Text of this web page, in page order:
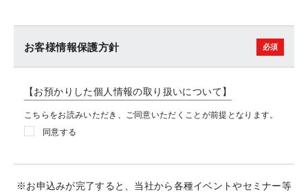
お客様情報保護方針
【お預かりした個人情報の取り扱いについて】
こちらをお読みいただき、ご同意いただくことが前提となります。
同意する
※お申込みが完了すると、当社から各種イベントやセミナー等